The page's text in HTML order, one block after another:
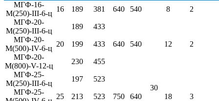
МГФ-16-
М(250)-III-6-ц
16 189 381 640 540
30
8
2
МГФ-20-
М(250)-III-6-ц
20
189 433
640 540 12 2
МГФ-20-
М(500)-IV-6-ц
199
433
МГФ-20-
М(800)-V-12-ц
230
455
МГФ-25-
М(250)-III-6-ц
25
197 523
750 640 18 3
МГФ-25-
213
523